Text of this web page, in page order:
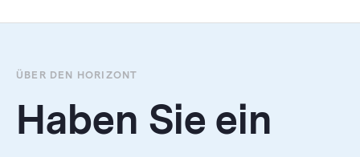
ÜBER DEN HORIZONT
Haben Sie ein